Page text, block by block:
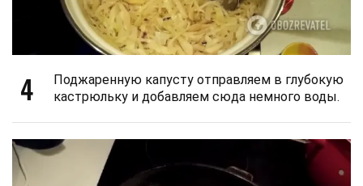
4
Поджаренную капусту отправляем в глубокую
кастрюльку и добавляем сюда немного воды.